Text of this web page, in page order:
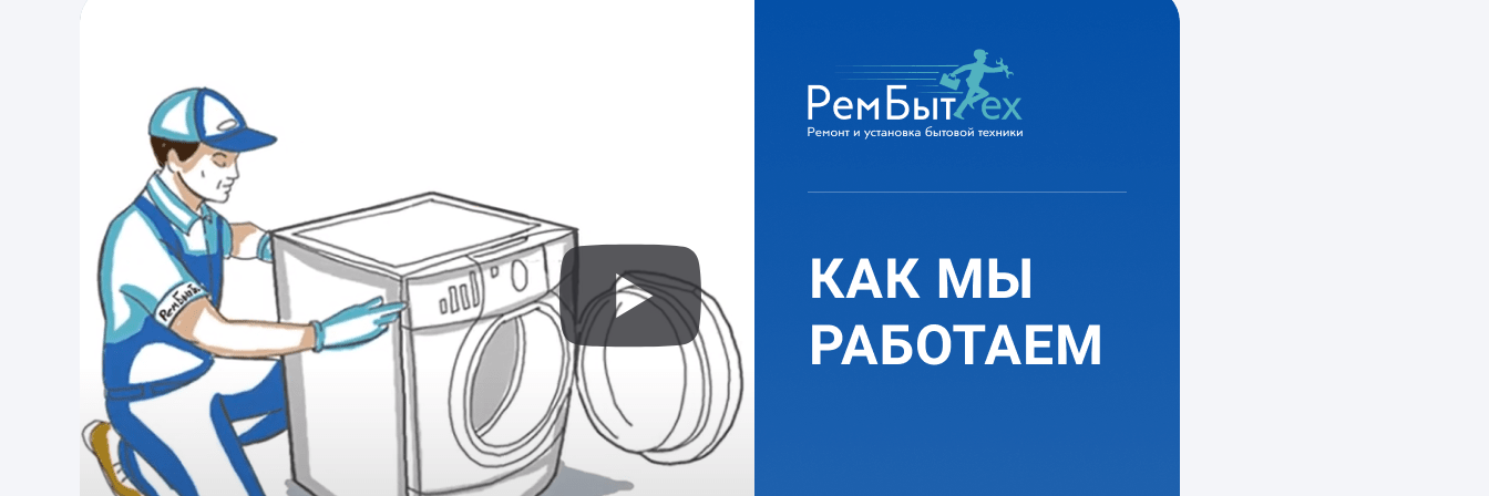
ПИЩИТ ДВЕРЦА
Ремонт геркона
Ремонт электронной
платы
от 900 руб.
ВЫКЛЮЧАЕТСЯ
Замена мотора-
компрессора
Ремонт электронного
модуля
от 1600 руб.